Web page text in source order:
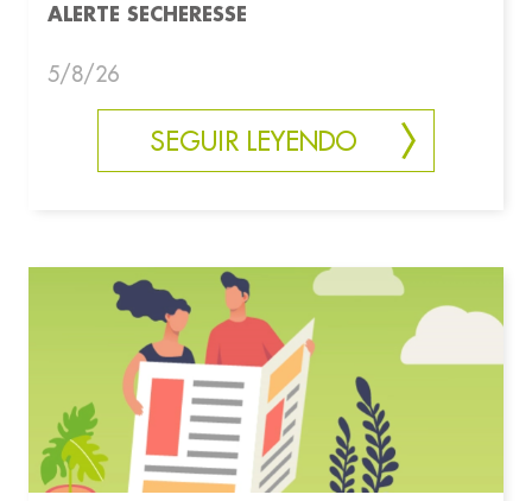
ALERTE SECHERESSE
5/8/26
SEGUIR LEYENDO